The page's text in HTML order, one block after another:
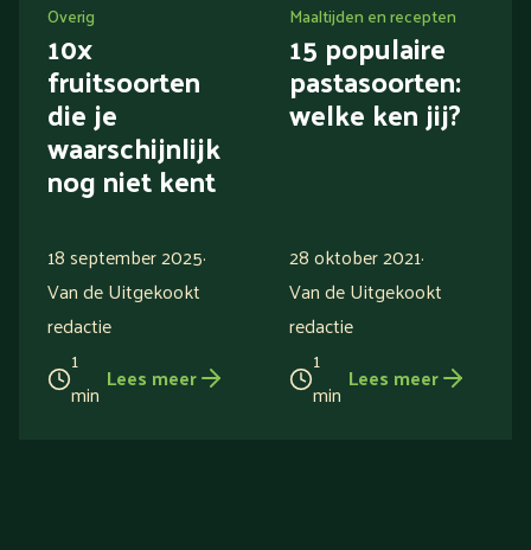
Overig
10x
fruitsoorten
die je
waarschijnlijk
nog niet kent
18 september 2025·
Van de Uitgekookt
redactie
1
min Lees meer
Maaltijden en recepten
15 populaire
pastasoorten:
welke ken jij?
28 oktober 2021·
Van de Uitgekookt
redactie
1
min Lees meer